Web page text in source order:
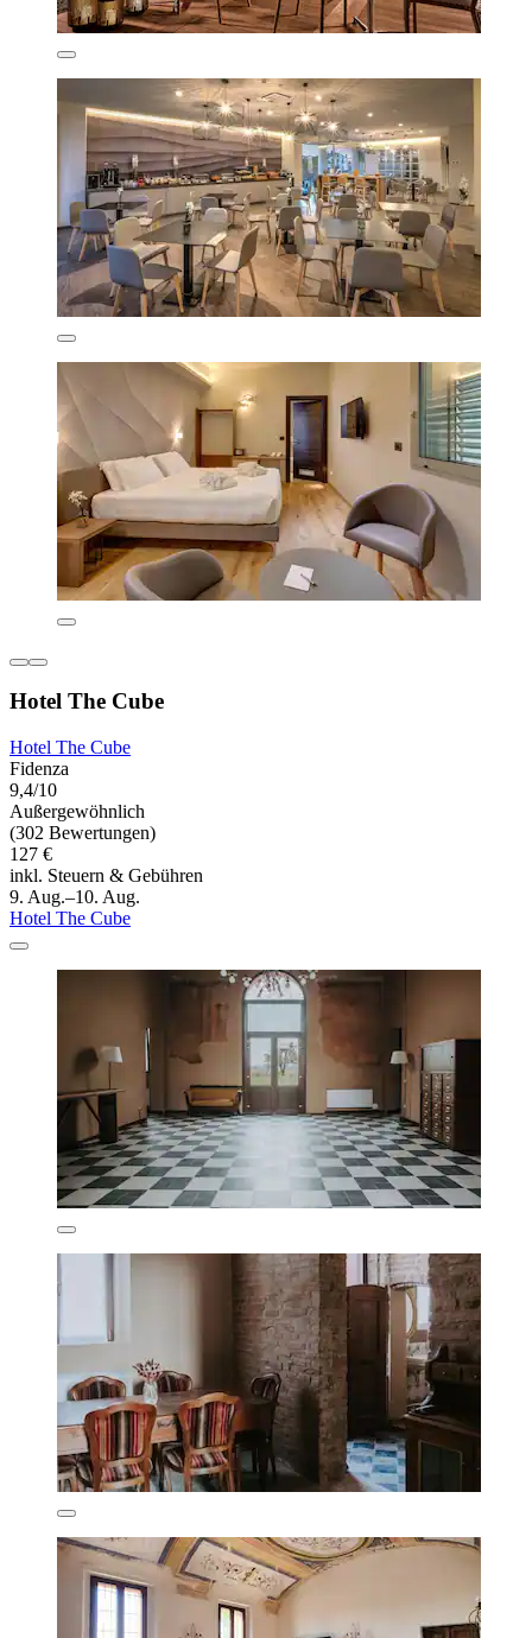
Hotel The Cube
Hotel The Cube
Fidenza
9,4/10
Außergewöhnlich
(302 Bewertungen)
127 €
inkl. Steuern & Gebühren
9. Aug.–10. Aug.
Hotel The Cube